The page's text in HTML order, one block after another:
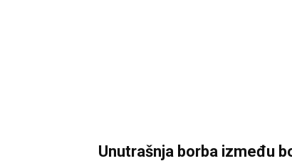
Unutrašnja borba između